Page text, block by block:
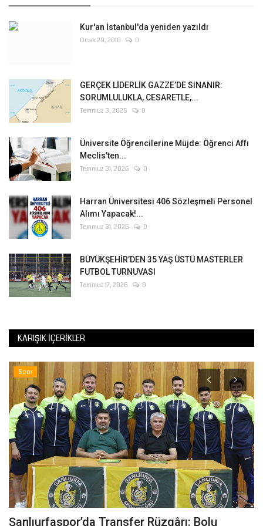
Kur'an İstanbul'da yeniden yazıldı
Ocak 29, 2010 0
GERÇEK LİDERLİK GAZZE’DE SINANIR:
SORUMLULUKLA, CESARETLE,...
Temmuz 3, 2025 0
Üniversite Öğrencilerine Müjde: Öğrenci Affı
Meclis'ten...
Temmuz 31, 2026 0
Harran Üniversitesi 406 Sözleşmeli Personel
Alımı Yapacak!...
Temmuz 31, 2026 0
BÜYÜKŞEHİR’DEN 35 YAŞ ÜSTÜ MASTERLER
FUTBOL TURNUVASI
Temmuz 17, 2026 0
KARIŞIK İÇERIKLER
Spor
Şanlıurfaspor’da Transfer Rüzgârı: Bolu